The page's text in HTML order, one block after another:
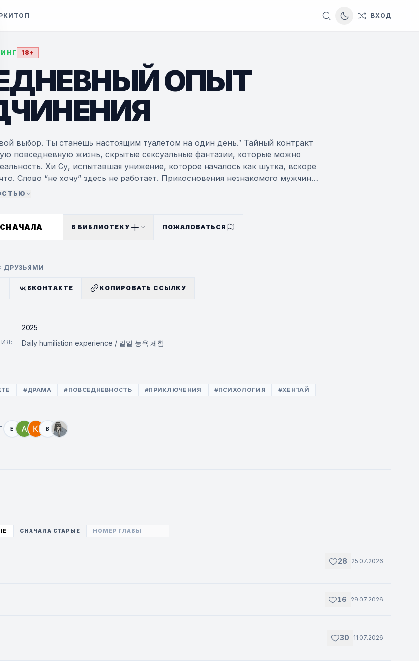
ТОП Switch to dark
ВХОД
18+
ОПЫТ
выбор. Ты станешь настоящим туалетом на один день.” Тайный контракт
повседневную жизнь, скрытые сексуальные фантазии, которые можно
Хи Су, испытавшая унижение, которое началось как шутка, вскоре
Слово “не хочу” здесь не работает. Прикосновения незнакомого мужчины,
удовольствие от стыда. Чем больше Хи Су унижали, чем больше она
В БИБЛИОТЕКУ ПОЖАЛОВАТЬСЯ
ДРУЗЬЯМИ
ВКОНТАКТЕ КОПИРОВАТЬ ССЫЛКУ
2025
Daily humiliation experience / 일일 능욕 체험
#ДРАМА #ПОВСЕДНЕВНОСТЬ #ПРИКЛЮЧЕНИЯ #ПСИХОЛОГИЯ #ХЕНТАЙ
E В
СНАЧАЛА СТАРЫЕ
28 25.07.2026
16 29.07.2026
30 11.07.2026